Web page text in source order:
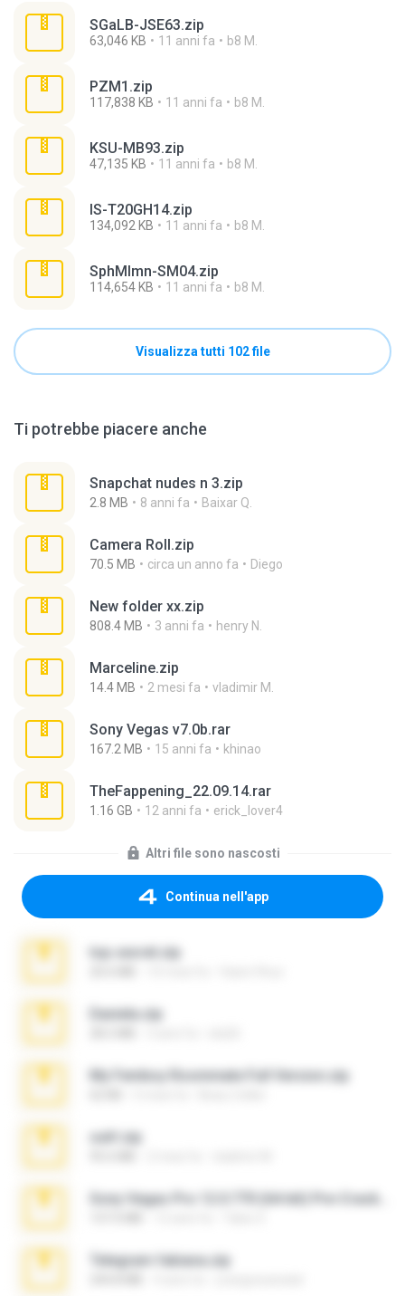
SGaLB-JSE63.zip
63,046 KB 11 anni fa b8 M.
РZM1.zip
117,838 KB 11 anni fa b8 M.
KSU-MB93.zip
47,135 KB 11 anni fa b8 M.
IS-T20GH14.zip
134,092 KB 11 anni fa b8 M.
SphMlmn-SM04.zip
114,654 KB 11 anni fa b8 M.
Visualizza tutti 102 file
Ti potrebbe piacere anche
Snapchat nudes n 3.zip
2.8 MB 8 anni fa Baixar Q.
Camera Roll.zip
70.5 MB circa un anno fa Diego
New folder xx.zip
808.4 MB 3 anni fa henry N.
Marceline.zip
14.4 MB 2 mesi fa vladimir M.
Sony Vegas v7.0b.rar
167.2 MB 15 anni fa khinao
TheFappening_22.09.14.rar
1.16 GB 12 anni fa erick_lover4
Altri file sono nascosti
Continua nell'app
top secret.zip
Daniela.zip
My Femboy Roommate Full Version.zip
ouh!.zip
Telegram fabiana.zip